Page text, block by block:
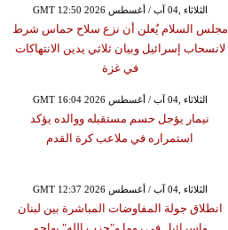
GMT 12:50 2026 الثلاثاء ,04 آب / أغسطس
مجلس السلام يُعلن أن نزع سلاح حماس شرط
لانسحاب إسرائيل وبيان ثلاثي يدين الانتهاكات
في غزة
GMT 16:04 2026 الثلاثاء ,04 آب / أغسطس
نيمار يؤجل حسم مستقبله ووالده يؤكد
استمراره في ملاعب كرة القدم
GMT 12:37 2026 الثلاثاء ,04 آب / أغسطس
انطلاق جولة المفاوضات المباشرة بين لبنان